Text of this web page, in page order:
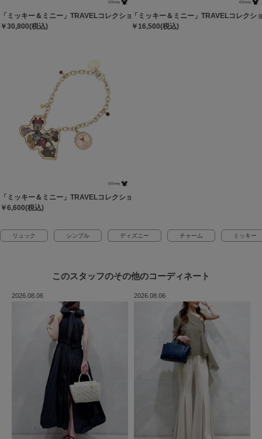
「ミッキー＆ミニー」TRAVELコレクション リュック
￥30,800(税込)
「ミッキー＆ミニー」TRAVELコレクシ
￥16,500(税込)
「ミッキー＆ミニー」TRAVELコレクション バッグチャーム
￥6,600(税込)
リュック シンプル ディズニー チャーム ミッキー
このスタッフのその他のコーディネート
2026.08.06 2026.08.06